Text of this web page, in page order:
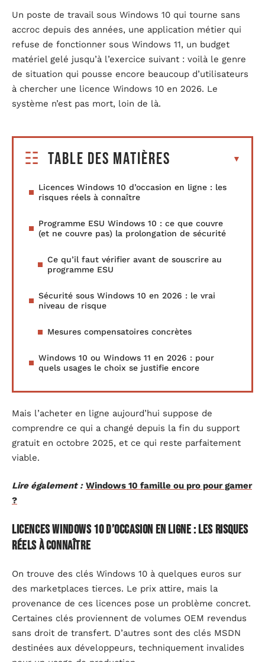
Un poste de travail sous Windows 10 qui tourne sans
accroc depuis des années, une application métier qui
refuse de fonctionner sous Windows 11, un budget
matériel gelé jusqu’à l’exercice suivant : voilà le genre
de situation qui pousse encore beaucoup d’utilisateurs
à chercher une licence Windows 10 en 2026. Le
système n’est pas mort, loin de là.
Table des matières
Licences Windows 10 d’occasion en ligne : les
risques réels à connaître
Programme ESU Windows 10 : ce que couvre
(et ne couvre pas) la prolongation de sécurité
Ce qu’il faut vérifier avant de souscrire au
programme ESU
Sécurité sous Windows 10 en 2026 : le vrai
niveau de risque
Mesures compensatoires concrètes
Windows 10 ou Windows 11 en 2026 : pour
quels usages le choix se justifie encore
Mais l’acheter en ligne aujourd’hui suppose de
comprendre ce qui a changé depuis la fin du support
gratuit en octobre 2025, et ce qui reste parfaitement
viable.
Lire également : Windows 10 famille ou pro pour gamer
?
Licences Windows 10 d’occasion en ligne : les risques
réels à connaître
On trouve des clés Windows 10 à quelques euros sur
des marketplaces tierces. Le prix attire, mais la
provenance de ces licences pose un problème concret.
Certaines clés proviennent de volumes OEM revendus
sans droit de transfert. D’autres sont des clés MSDN
destinées aux développeurs, techniquement invalides